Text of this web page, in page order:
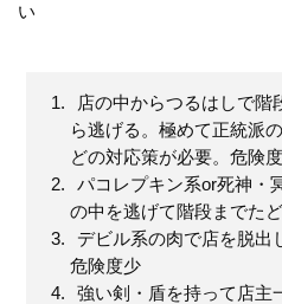
い
店の中からつるはしで階
ら逃げる。極めて正統派
どの対応策が必要。危険
パコレプキン系or死神・
の中を逃げて階段までた
デビル系の肉で店を脱出
危険度少
強い剣・盾を持って店主